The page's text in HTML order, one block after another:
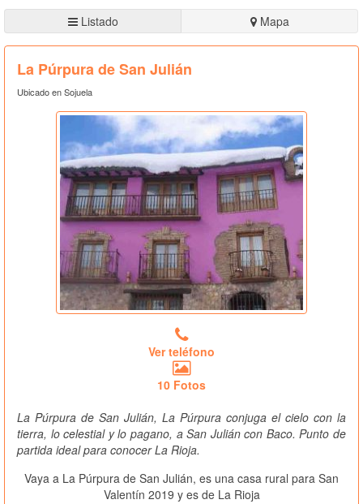
Listado Mapa
La Púrpura de San Julián
Ubicado en Sojuela
Ver teléfono
10 Fotos
La Púrpura de San Julián, La Púrpura conjuga el cielo con la
tierra, lo celestial y lo pagano, a San Julián con Baco. Punto de
partida ideal para conocer La Rioja.
Vaya a La Púrpura de San Julián, es una casa rural para San
Valentín 2019 y es de La Rioja